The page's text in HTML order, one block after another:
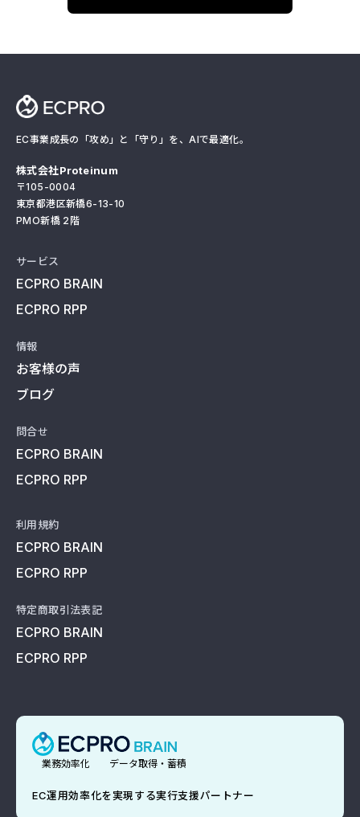
EC事業成長の「攻め」と「守り」を、AIで最適化。
株式会社Proteinum
〒105-0004
東京都港区新橋6-13-10
PMO新橋 2階
サービス
ECPRO BRAIN
ECPRO RPP
情報
お客様の声
ブログ
問合せ
ECPRO BRAIN
ECPRO RPP
利用規約
ECPRO BRAIN
ECPRO RPP
特定商取引法表記
ECPRO BRAIN
ECPRO RPP
業務効率化 データ取得・蓄積
EC運用効率化を実現する実行支援パートナー